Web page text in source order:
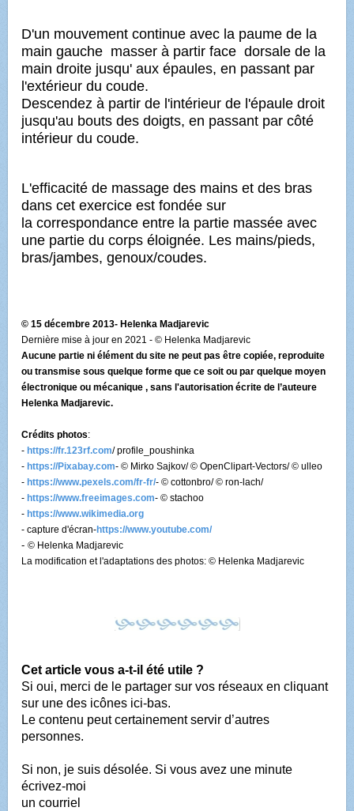
D'un mouvement continue avec la paume de la
main gauche masser à partir face dorsale de la
main droite jusqu' aux épaules, en passant par
l'extérieur du coude.
Descendez à partir de l'intérieur de l'épaule droit
jusqu'au bouts des doigts, en passant par côté
intérieur du coude.
L'efficacité de massage des mains et des bras
dans cet exercice est fondée sur
la correspondance entre la partie massée avec
une partie du corps éloignée. Les mains/pieds,
bras/jambes, genoux/coudes.
© 15 décembre 2013- Helenka Madjarevic
Dernière mise à jour en 2021 - © Helenka Madjarevic
Aucune partie niélément du site ne peut pas être copiée, reproduite
ou transmise sous quelque forme que ce soit ou par quelquemoyen
électronique ou mécanique , sans l'autorisation écrite de l’auteure
Helenka Madjarevic.
Crédits photos:
- https://fr.123rf.com/ profile_poushinka
- https://Pixabay.com- © Mirko Sajkov/ © OpenClipart-Vectors/ © ulleo
- https://www.pexels.com/fr-fr/- © cottonbro/ © ron-lach/
- https://www.freeimages.com- © stachoo
- https://www.wikimedia.org
- capture d'écran-https://www.youtube.com/
-© Helenka Madjarevic
La modification et l'adaptations des photos: © Helenka Madjarevic
Cet article vous a-t-il été utile ?
Si oui, merci de le partager sur vos réseaux en cliquant
sur une des icônes ici-bas.
Le contenu peut certainement servir d’autres
personnes.
Si non, je suis désolée. Si vous avez une minute
écrivez-moi
un courriel